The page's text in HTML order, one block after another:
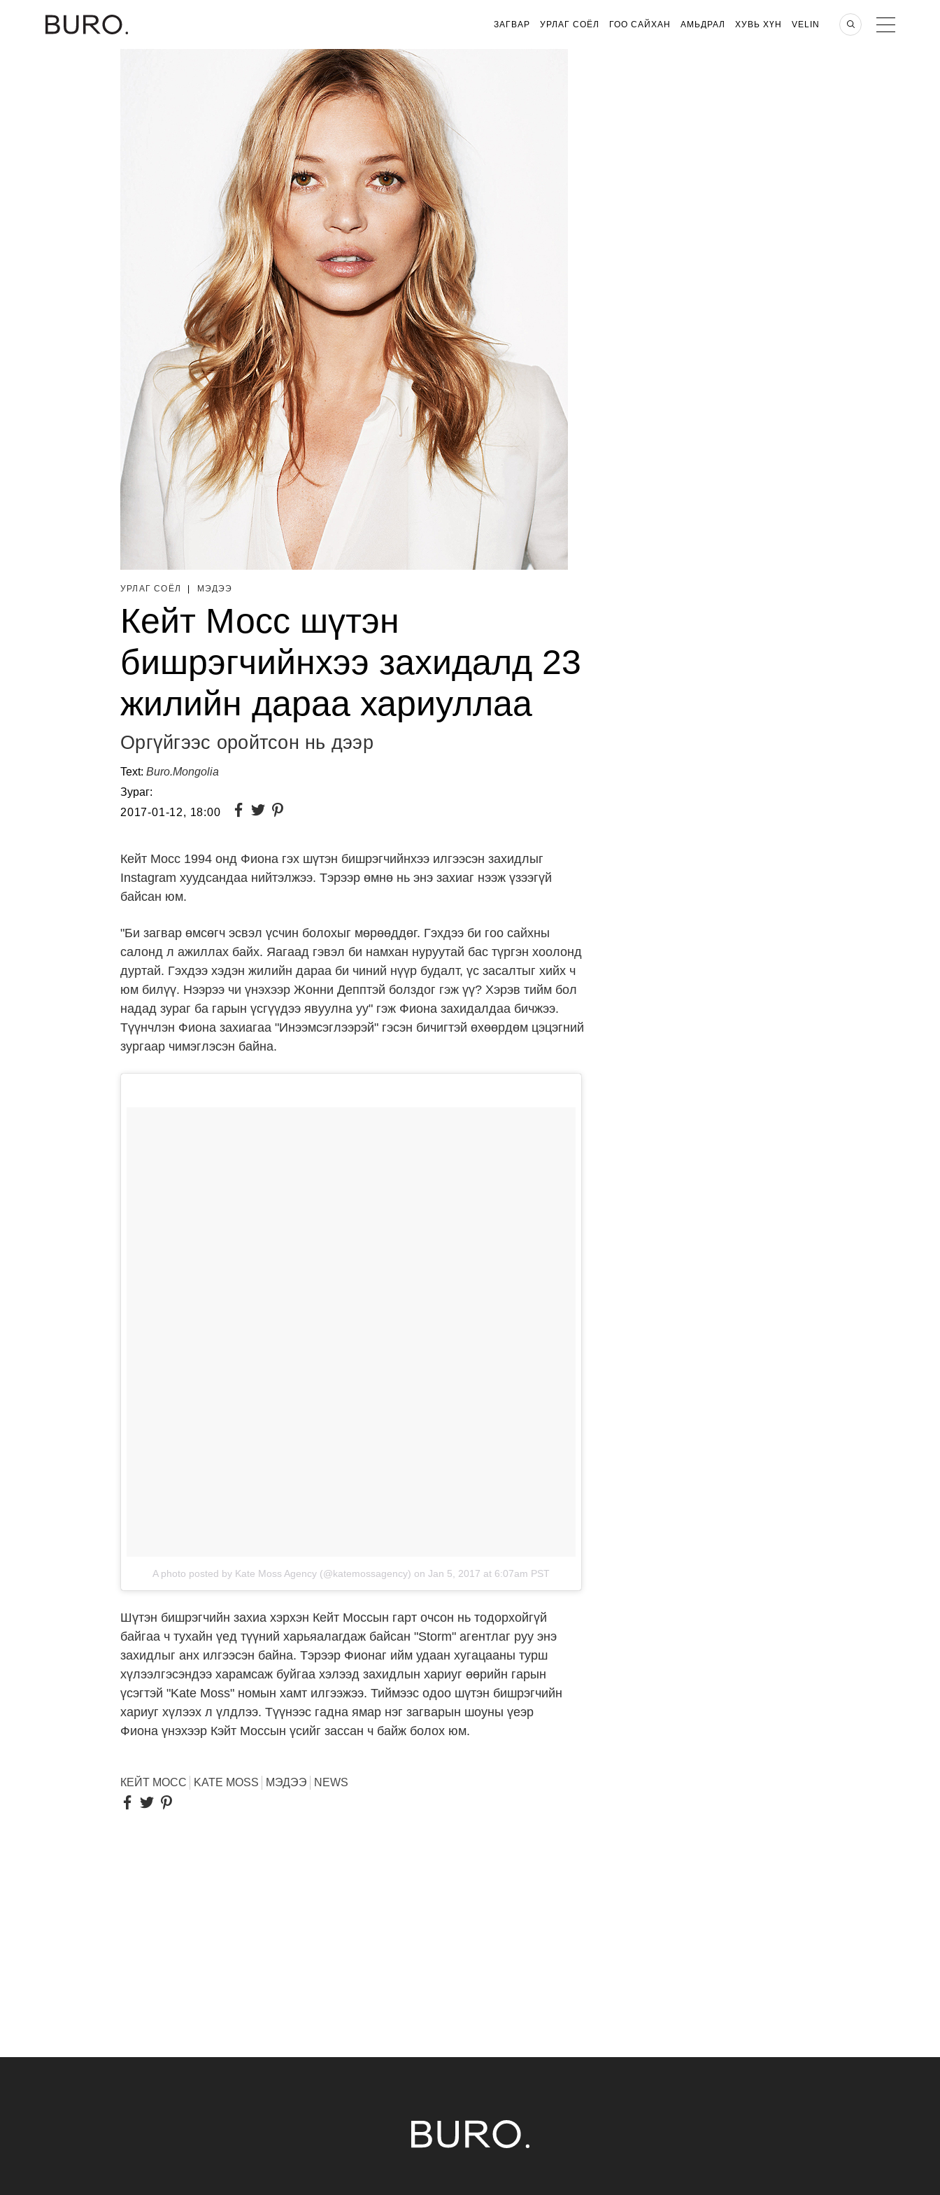
ЗАГВАР УРЛАГ СОЁЛ ГОО САЙХАН АМЬДРАЛ ХУВЬ ХҮН VELIN
УРЛАГ СОЁЛ МЭДЭЭ
Кейт Мосс шүтэн
бишрэгчийнхээ захидалд 23
жилийн дараа хариуллаа
Оргүйгээс оройтсон нь дээр
Text: Buro.Mongolia
Зураг:
2017-01-12, 18:00
Кейт Мосс 1994 онд Фиона гэх шүтэн бишрэгчийнхээ илгээсэн захидлыг
Instagram хуудсандаа нийтэлжээ. Тэрээр өмнө нь энэ захиаг нээж үзээгүй
байсан юм.
"Би загвар өмсөгч эсвэл үсчин болохыг мөрөөддөг. Гэхдээ би гоо сайхны
салонд л ажиллах байх. Яагаад гэвэл би намхан нуруутай бас түргэн хоолонд
дуртай. Гэхдээ хэдэн жилийн дараа би чиний нүүр будалт, үс засалтыг хийх ч
юм билүү. Нээрээ чи үнэхээр Жонни Депптэй болздог гэж үү? Хэрэв тийм бол
надад зураг ба гарын үсгүүдээ явуулна уу" гэж Фиона захидалдаа бичжээ.
Түүнчлэн Фиона захиагаа "Инээмсэглээрэй" гэсэн бичигтэй өхөөрдөм цэцэгний
зургаар чимэглэсэн байна.
A photo posted by Kate Moss Agency (@katemossagency) on Jan 5, 2017 at 6:07am PST
Шүтэн бишрэгчийн захиа хэрхэн Кейт Моссын гарт очсон нь тодорхойгүй
байгаа ч тухайн үед түүний харьяалагдаж байсан "Storm" агентлаг руу энэ
захидлыг анх илгээсэн байна. Тэрээр Фионаг ийм удаан хугацааны турш
хүлээлгэсэндээ харамсаж буйгаа хэлээд захидлын хариуг өөрийн гарын
үсэгтэй "Kate Moss" номын хамт илгээжээ. Тиймээс одоо шүтэн бишрэгчийн
хариуг хүлээх л үлдлээ. Түүнээс гадна ямар нэг загварын шоуны үеэр
Фиона үнэхээр Кэйт Моссын үсийг зассан ч байж болох юм.
КЕЙТ МОСС KATE MOSS МЭДЭЭ NEWS